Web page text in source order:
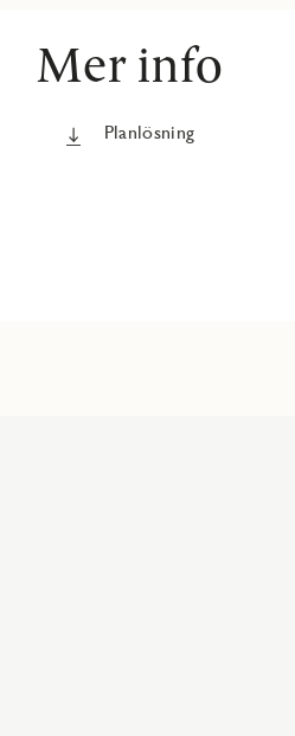
Mer info
Planlösning